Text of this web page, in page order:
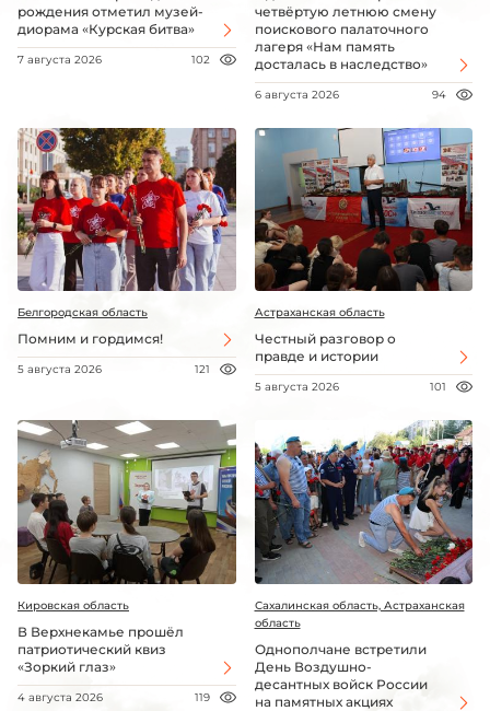
рождения отметил музей-
диорама «Курская битва»
7 августа 2026 102
четвёртую летнюю смену
поискового палаточного
лагеря «Нам память
досталась в наследство»
6 августа 2026 94
Белгородская область
Помним и гордимся!
5 августа 2026 121
Астраханская область
Честный разговор о
правде и истории
5 августа 2026 101
Кировская область
В Верхнекамье прошёл
патриотический квиз
«Зоркий глаз»
4 августа 2026 119
Сахалинская область, Астраханская
область
Однополчане встретили
День Воздушно-
десантных войск России
на памятных акциях